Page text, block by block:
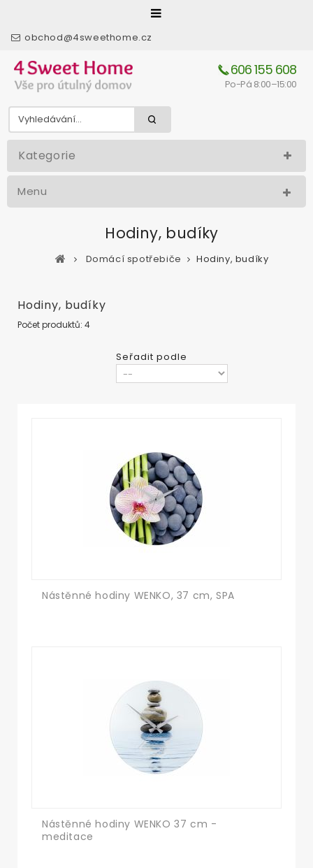
obchod@4sweethome.cz
606 155 608
Po-Pá 8:00–15:00
Kategorie
Menu
Hodiny, budíky
Domácí spotřebiče Hodiny, budíky
Hodiny, budíky
Počet produktů: 4
Seřadit podle
Nástěnné hodiny WENKO, 37 cm, SPA
Nástěnné hodiny WENKO 37 cm -
meditace